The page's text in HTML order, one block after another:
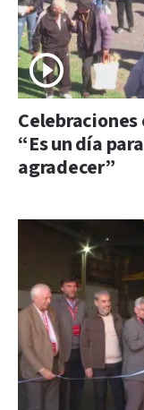
Celebraciones
“Es un día
agradecer”